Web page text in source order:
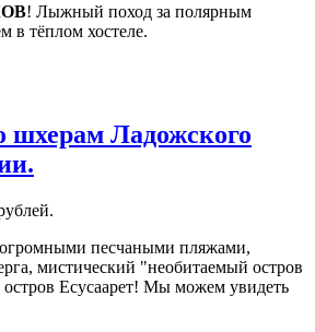
! Лыжный поход за полярным
в тёплом хостеле.
шхерам Ладожского
песчаными пляжами,
мистический "необитаемый остров
Есусаарет! Мы можем увидеть